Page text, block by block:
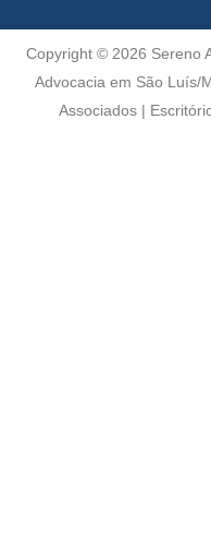
p
Copyright © 2026 Sereno
Advocacia em São Luís/
Associados |